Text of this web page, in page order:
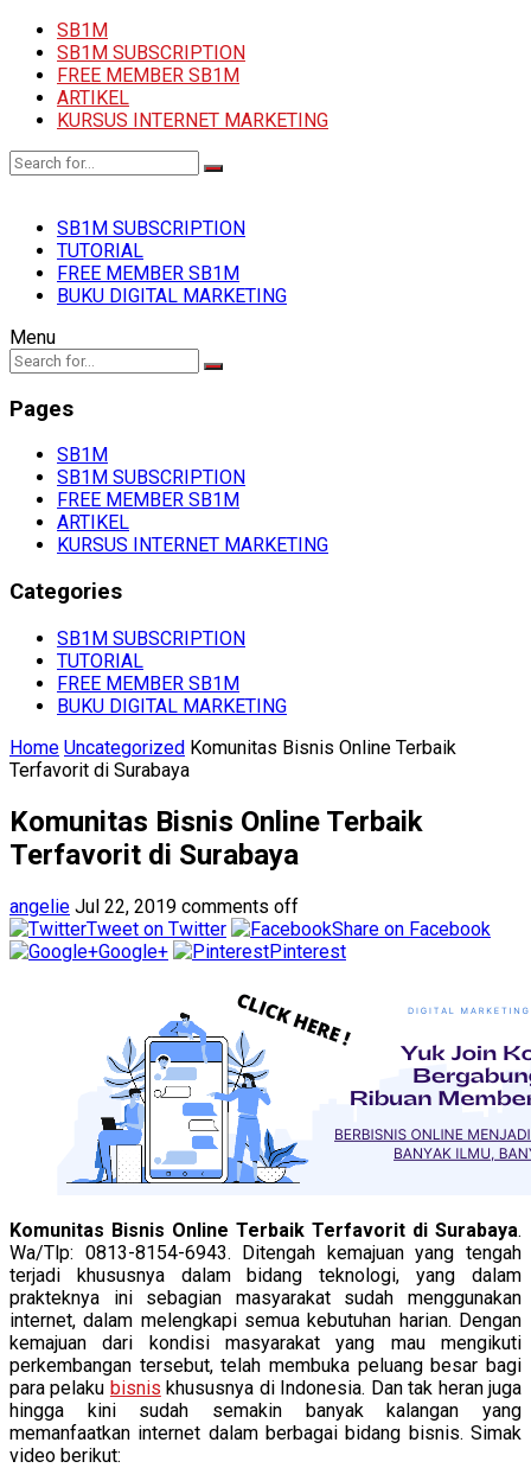
SB1M
SB1M SUBSCRIPTION
FREE MEMBER SB1M
ARTIKEL
KURSUS INTERNET MARKETING
SB1M SUBSCRIPTION
TUTORIAL
FREE MEMBER SB1M
BUKU DIGITAL MARKETING
Menu
Pages
SB1M
SB1M SUBSCRIPTION
FREE MEMBER SB1M
ARTIKEL
KURSUS INTERNET MARKETING
Categories
SB1M SUBSCRIPTION
TUTORIAL
FREE MEMBER SB1M
BUKU DIGITAL MARKETING
Home Uncategorized Komunitas Bisnis Online Terbaik
Terfavorit di Surabaya
Komunitas Bisnis Online Terbaik
Terfavorit di Surabaya
angelie Jul 22, 2019 comments off
Tweet on Twitter
Share on Facebook
Google+
Pinterest
Komunitas Bisnis Online Terbaik Terfavorit di Surabaya.
Wa/Tlp: 0813-8154-6943. Ditengah kemajuan yang tengah
terjadi khususnya dalam bidang teknologi, yang dalam
prakteknya ini sebagian masyarakat sudah menggunakan
internet, dalam melengkapi semua kebutuhan harian. Dengan
kemajuan dari kondisi masyarakat yang mau mengikuti
perkembangan tersebut, telah membuka peluang besar bagi
para pelaku bisnis khususnya di Indonesia. Dan tak heran juga
hingga kini sudah semakin banyak kalangan yang
memanfaatkan internet dalam berbagai bidang bisnis. Simak
video berikut: